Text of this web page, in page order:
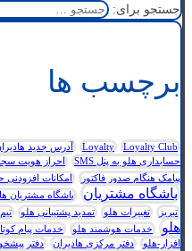
جستجو برای:
برچسب ها
Loyalty Loyalty Club آدرس جدید
حسابداری هلو به پنل SMS
احراز هویت
پیامک هنگام صدور فاکتور
امکانات افزودنی
باشگاه مشتریان
باشگاه مشتریان
تبریز
تغییرات هلو تمدید پشتیبانی هلو
هلو
خدمات هوشمند هلو خدمات پیام
افزار-هلو
دفتر مرکزی هادیران دفتر